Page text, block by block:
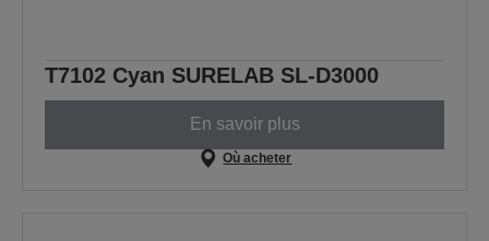
T7102 Cyan SURELAB SL-D3000
En savoir plus
Où acheter